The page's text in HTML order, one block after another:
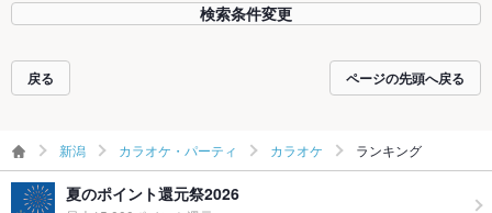
検索条件変更
戻る ページの先頭へ戻る
新潟 カラオケ・パーティ カラオケ ランキング
夏のポイント還元祭2026